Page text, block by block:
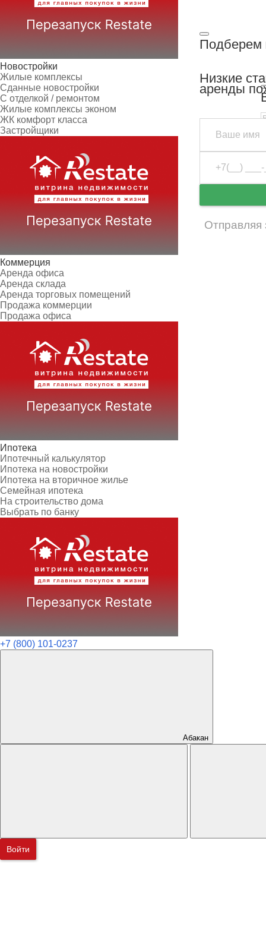
Новостройки
Жилые комплексы
Сданные новостройки
С отделкой / ремонтом
Жилые комплексы эконом
ЖК комфорт класса
Застройщики
Коммерция
Аренда офиса
Аренда склада
Аренда торговых помещений
Продажа коммерции
Продажа офиса
Ипотека
Ипотечный калькулятор
Ипотека на новостройки
Ипотека на вторичное жилье
Семейная ипотека
На строительство дома
Выбрать по банку
+7 (800) 101-0237
Абакан
Войти
Подберем
Низкие
аренды
Отправляя